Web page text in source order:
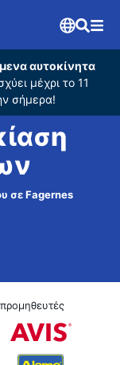
αυτοκίνητα
μέχρι το 11
σήμερα!
σε Fagernes